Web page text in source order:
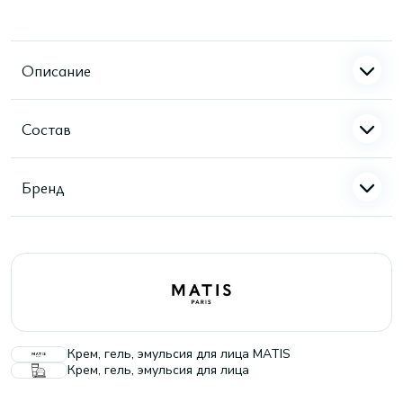
Описание
Состав
Бренд
Крем, гель, эмульсия для лица MATIS
Крем, гель, эмульсия для лица